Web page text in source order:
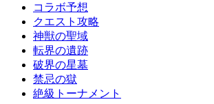
コラボ予想
クエスト攻略
神獣の聖域
転界の遺跡
破界の星墓
禁忌の獄
絶級トーナメント